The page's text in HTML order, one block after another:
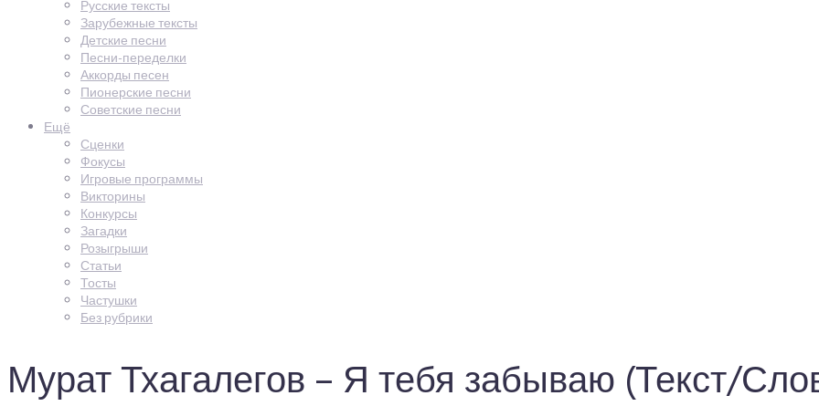
Русские тексты
Зарубежные тексты
Детские песни
Песни-переделки
Аккорды песен
Пионерские песни
Советские песни
Ещё
Сценки
Фокусы
Игровые программы
Викторины
Конкурсы
Загадки
Розыгрыши
Статьи
Тосты
Частушки
Без рубрики
Мурат Тхагалегов – Я тебя забываю (Текст/